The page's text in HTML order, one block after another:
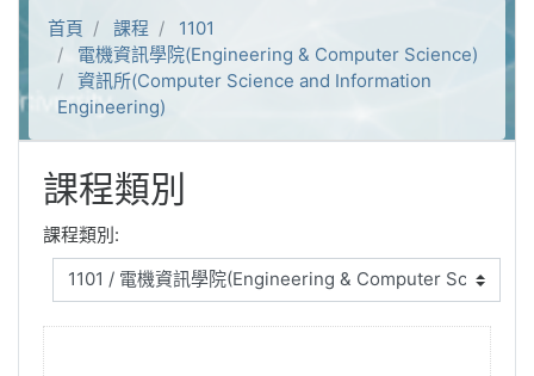
首頁 課程
1101
電機資訊學院(Engineering & Computer Science)
資訊所(Computer Science and Information
Engineering)
課程類別
課程類別: